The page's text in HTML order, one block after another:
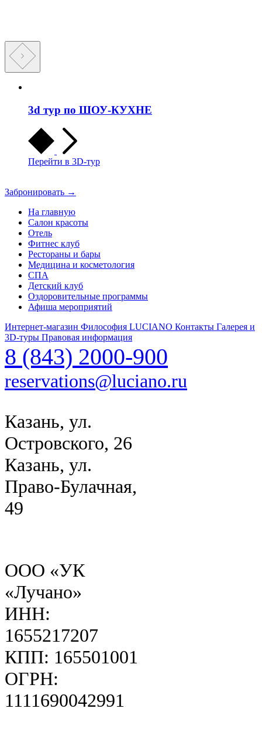
3d тур по ШОУ-КУХНЕ
Перейти в 3D-тур
Забронировать →
На главную
Салон красоты
Отель
Фитнес клуб
Рестораны и бары
Медицина и косметология
СПА
Детский клуб
Оздоровительные программы
Афиша мероприятий
Интернет-магазин Философия LUCIANO Контакты Галерея и
3D-туры Правовая информация
8 (843) 2000-900
reservations@luciano.ru
Казань, ул.
Островского, 26
Казань, ул.
Право-Булачная,
49
ООО «УК
«Лучано»
ИНН:
1655217207
КПП: 165501001
ОГРН:
1111690042991